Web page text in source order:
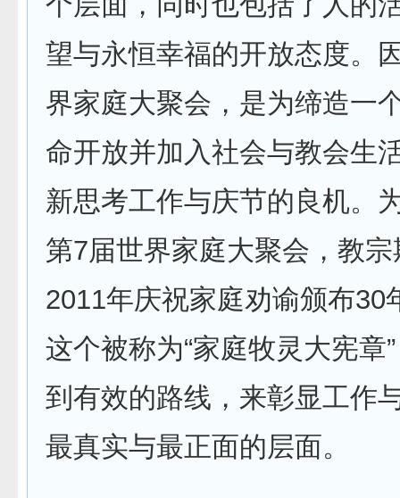
望与永恒幸福的开放态度。
界家庭大聚会，是为缔造一
命开放并加入社会与教会生
新思考工作与庆节的良机。
第7届世界家庭大聚会，教
2011年庆祝家庭劝谕颁布30
这个被称为“家庭牧灵大宪章
到有效的路线，来彰显工作
最真实与最正面的层面。